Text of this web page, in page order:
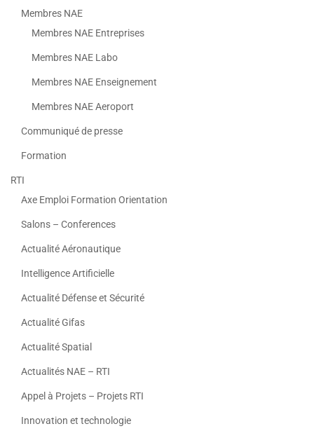
Membres NAE
Membres NAE Entreprises
Membres NAE Labo
Membres NAE Enseignement
Membres NAE Aeroport
Communiqué de presse
Formation
RTI
Axe Emploi Formation Orientation
Salons – Conferences
Actualité Aéronautique
Intelligence Artificielle
Actualité Défense et Sécurité
Actualité Gifas
Actualité Spatial
Actualités NAE – RTI
Appel à Projets – Projets RTI
Innovation et technologie